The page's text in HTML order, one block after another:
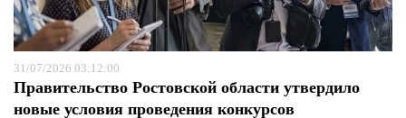
31/07/2026 03:12:00
Правительство Ростовской области утвердило
новые условия проведения конкурсов